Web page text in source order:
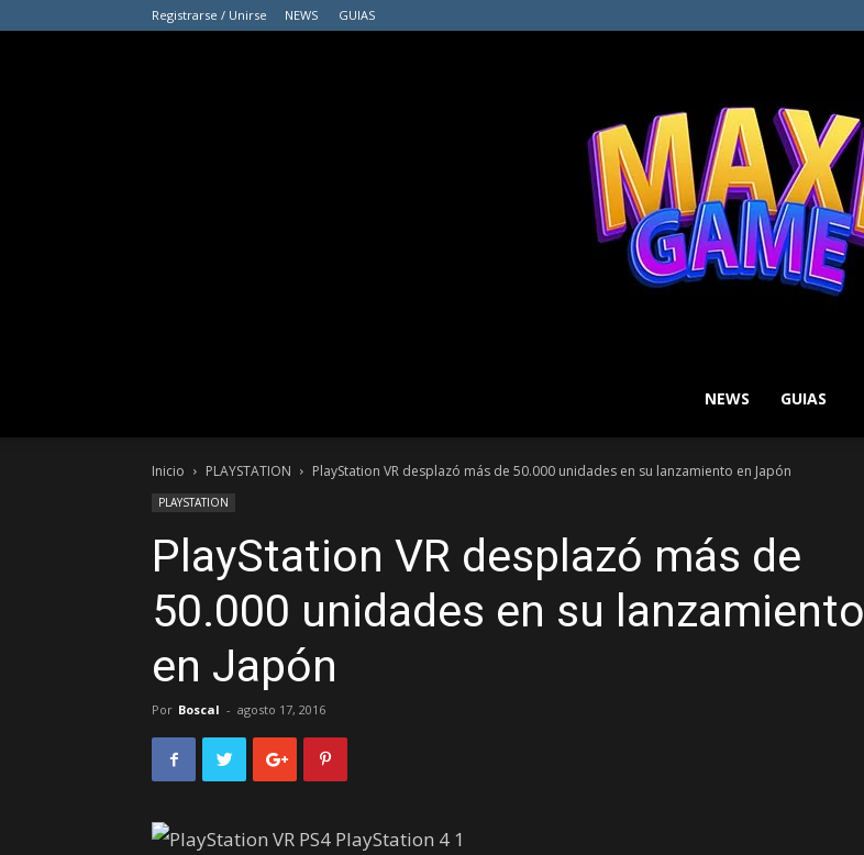
Registrarse / Unirse NEWS GUIAS
GAME
NEWS GUIAS
Inicio PLAYSTATION PlayStation VR desplazó más de 50.000 unidades en su lanzamiento en Japón
PLAYSTATION
PlayStation VR desplazó más de
50.000 unidades en su lanzamiento
en Japón
Por Boscal - agosto 17, 2016